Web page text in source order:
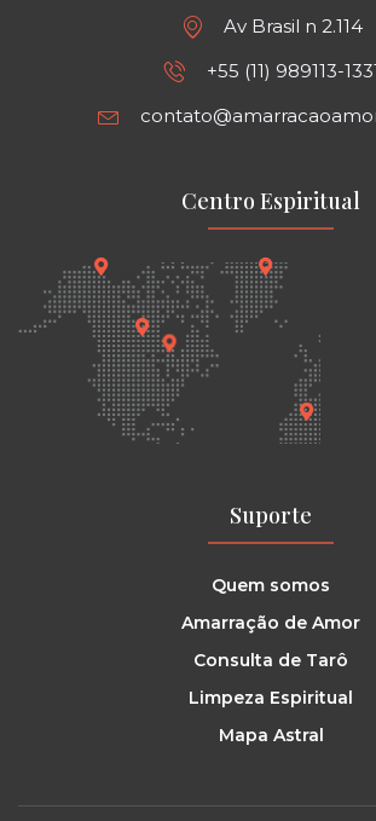
Av Brasil n 2.114
+55 (11) 989113-
Centro Espiritual
Suporte
Quem somos
Amarração de Amor
Consulta de Tarô
Limpeza Espiritual
Mapa Astral